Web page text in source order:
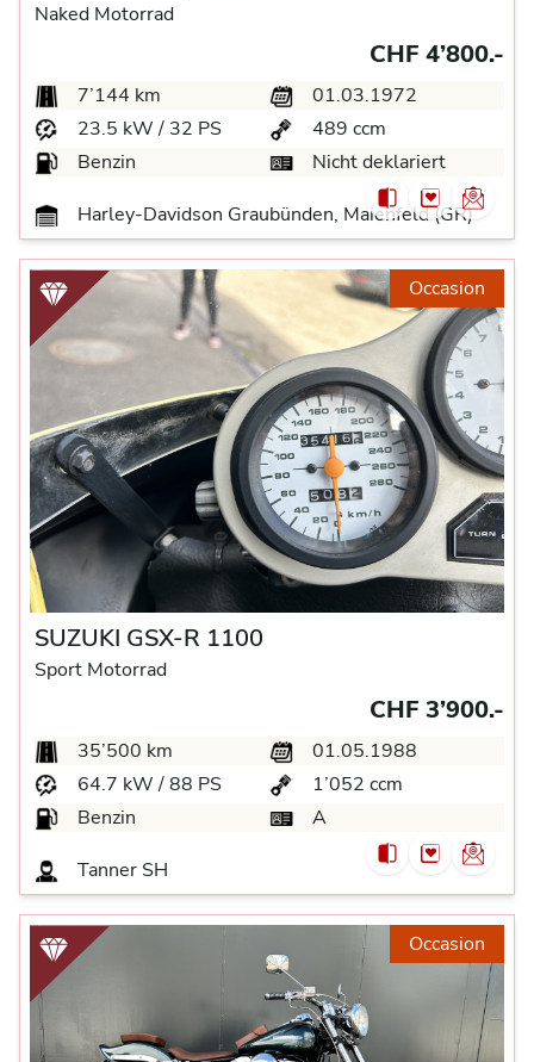
Naked Motorrad
CHF 4’800.-
7’144 km
01.03.1972
23.5 kW / 32 PS
489 ccm
Benzin
Nicht deklariert
Harley-Davidson Graubünden, Maienfeld (GR)
Occasion
SUZUKI GSX-R 1100
Sport Motorrad
CHF 3’900.-
35’500 km
01.05.1988
64.7 kW / 88 PS
1’052 ccm
Benzin
A
Tanner SH
Occasion